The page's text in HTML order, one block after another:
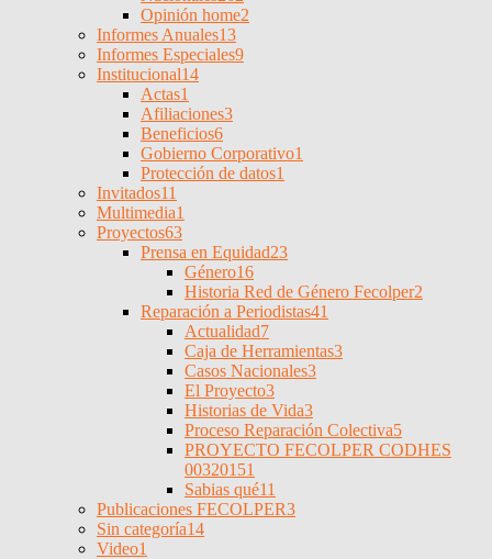
Opinión home2
Informes Anuales13
Informes Especiales9
Institucional14
Actas1
Afiliaciones3
Beneficios6
Gobierno Corporativo1
Protección de datos1
Invitados11
Multimedia1
Proyectos63
Prensa en Equidad23
Género16
Historia Red de Género Fecolper2
Reparación a Periodistas41
Actualidad7
Caja de Herramientas3
Casos Nacionales3
El Proyecto3
Historias de Vida3
Proceso Reparación Colectiva5
PROYECTO FECOLPER CODHES
00320151
Sabias qué11
Publicaciones FECOLPER3
Sin categoría14
Video1